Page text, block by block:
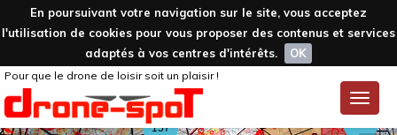
En poursuivant votre navigation sur le site, vous acceptez
l'utilisation de cookies pour vous proposer des contenus et services
adaptés à vos centres d'intérêts.
OK
Toggle
Pour que le drone de loisir soit un plaisir !
157